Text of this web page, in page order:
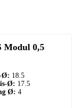
Modul 0,5
Ø: 18.5
Ø: 17.5
Ø: 4